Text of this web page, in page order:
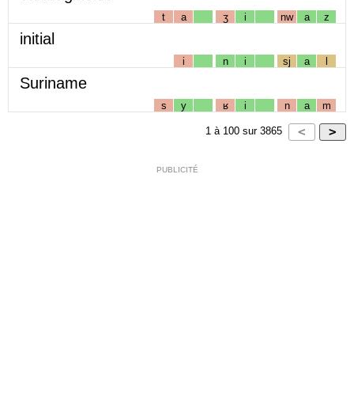
t a ʒ i nw a z
initial
i n i sj a l
Suriname
s y ʁ i n a m
1 à 100 sur 3865
PUBLICITÉ